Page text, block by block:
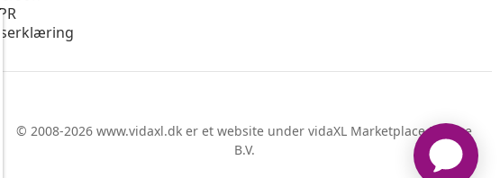
© 2008-2026 www.vidaxl.dk er et website under vidaXL Marketplace Europe
B.V.